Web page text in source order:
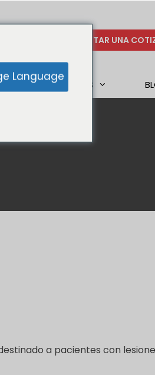
SOLICITAR UNA
QUIÉNES SOMOS
a pacientes con
Language